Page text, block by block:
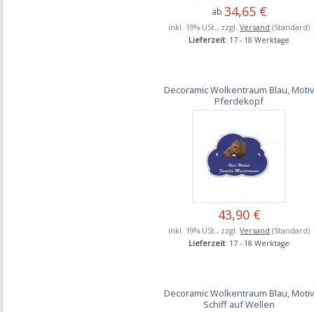
ab 34,65 €
inkl. 19% USt., zzgl.Versand (Standard)
Lieferzeit: 17 - 18 Werktage
Decoramic Wolkentraum Blau, Motiv
Pferdekopf
43,90 €
inkl. 19% USt., zzgl.Versand (Standard)
Lieferzeit: 17 - 18 Werktage
Decoramic Wolkentraum Blau, Motiv
Schiff auf Wellen